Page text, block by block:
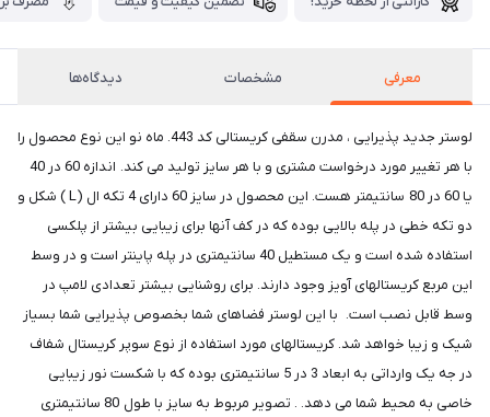
معرفی مشخصات دیدگاه‌ها
لوستر جدید پذیرایی ، مدرن سقفی کریستالی کد 443. ماه نو این نوع محصول را
یا 60 در 80 سانتیمتر هست. این محصول در سایز 60 دارای 4 تکه ال (L ) شکل و
دو تکه خطی در پله بالایی بوده که در کف آنها برای زیبایی بیشتر از پلکسی
استفاده شده است و یک مستطیل 40 سانتیمتری در پله پاینتر است و در وسط
این مربع کریستالهای آویز وجود دارند. برای روشنایی بیشتر تعدادی لامپ در
وسط قابل نصب است. با این لوستر فضاهای شما بخصوص پذیرایی شما بسیاز
شیک و زیبا خواهد شد. کریستالهای مورد استفاده از نوع سوپر کریستال شفاف
در جه یک وارداتی به ابعاد 3 در 5 سانتیمتری بوده که با شکست نور زیبایی
خاصی به محیط شما می دهد. . تصویر مربوط به سایز با طول 80 سانتیمتری